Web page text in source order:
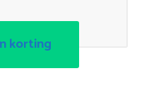
korting